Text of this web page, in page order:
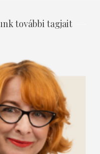
további tagjait